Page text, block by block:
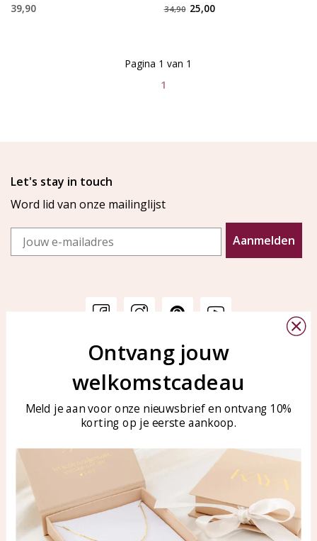
39,90 34,90 25,00
1
Pagina 1 van 1
Let's stay in touch
Word lid van onze mailinglijst
Email
Aanmelden
Veelgestelde vragen
Sieraden onderhouden
KAYA Sieraden
Bellen of WhatsApp Ma-Vr
Tel: 0850003187
WhatsApp: 0850003187
klantenservice@kayasierade
Producten KAYA Sieraden
Ontvang jouw
welkomstcadeau
Meld je aan voor onze nieuwsbrief en ontvang 10%
korting op je eerste aankoop.